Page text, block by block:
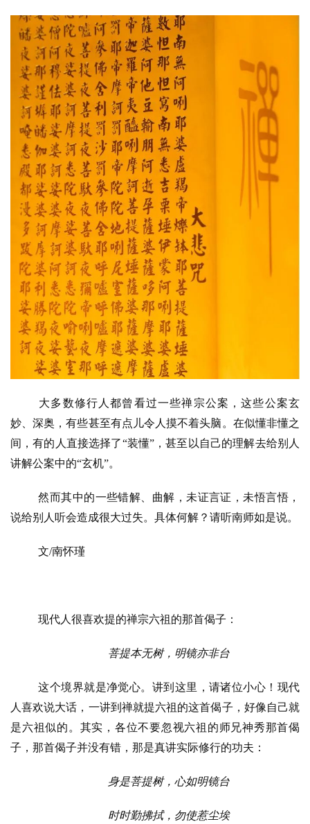
大多数修行人都曾看过一些禅宗公案，这些公案玄
妙、深奥，有些甚至有点儿令人摸不着头脑。在似懂非懂之
间，有的人直接选择了“装懂”，甚至以自己的理解去给别人
讲解公案中的“玄机”。
然而其中的一些错解、曲解， 未证言证，未悟言悟，
说给别人听会造成很大过失。具体何解？请听南师如是说。
文/南怀瑾
现代人很喜欢提的禅宗六祖的那首偈子：
菩提本无树，明镜亦非台
这个境界就是净觉心。讲到这里，请诸位小心！现代
人喜欢说大话，一讲到禅就提六祖的这首偈子，好像自己就
是六祖似的。其实，各位不要忽视六祖的师兄神秀那首偈
子，那首偈子并没有错，那是真讲实际修行的功夫：
身是菩提树，心如明镜台
时时勤拂拭，勿使惹尘埃